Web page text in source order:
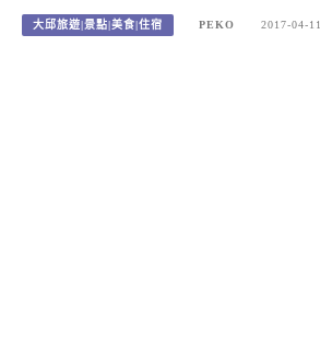
大邱旅遊|景點|美食|住宿 PEKO 2017-04-11